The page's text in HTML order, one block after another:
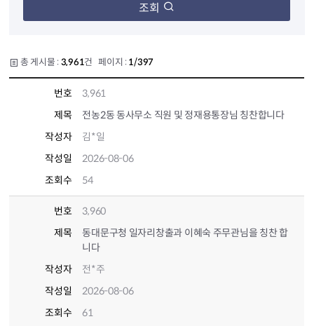
조회
총 게시물 : 3,961건 페이지 : 1/397
번호
3,961
제목
전농2동 동사무소 직원 및 정재용통장님 칭찬합니다
작성자
김*일
작성일
2026-08-06
조회수
54
번호
3,960
제목
동대문구청 일자리창출과 이혜숙 주무관님을 칭찬 합
니다
작성자
전*주
작성일
2026-08-06
조회수
61